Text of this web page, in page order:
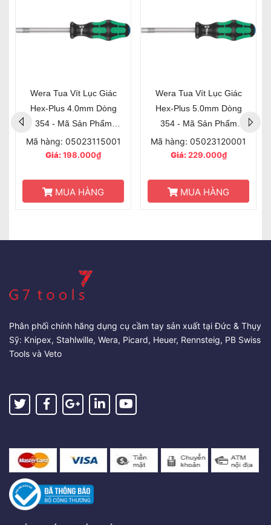
Wera Tua Vít Lục Giác
Hex-Plus 4.0mm Dòng
354 - Mã Sản Phẩm
023115
Mã hàng: 05023115001
Giá:198.000₫
MUA HÀNG
Wera Tua Vít Lục Giác
Hex-Plus 5.0mm Dòng
354 - Mã Sản Phẩm
023120
Mã hàng: 05023120001
Giá:229.000₫
MUA HÀNG
Phân phối chính hãng dụng cụ cầm tay sản xuất tại Đức & Thụy
Sỹ: Knipex, Stahlwille, Wera, Picard, Heuer, Rennsteig, PB Swiss
Tools và Veto